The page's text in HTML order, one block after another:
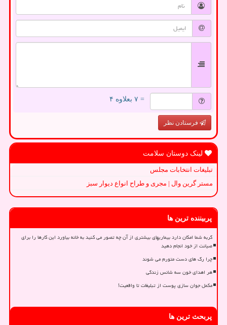
= ۷ بعلاوه ۴
فرستادن نظر
لینک دوستان سلامت
تبلیغات انتخابات مجلس
مستر گرین وال | مجری و طراح انواع دیوار سبز
پربیننده ترین ها
گربه شما امکان دارد بیماریهای بیشتری از آن چه تصور می کنید به خانه بیاورد این کارها را برای
صیانت از خود انجام دهید
چرا رگ های دست متورم می شوند
هر اهدای خون سه شانس زندگی
مکمل جوان سازی پوست از تبلیغات تا واقعیت!
پربحث ترین ها